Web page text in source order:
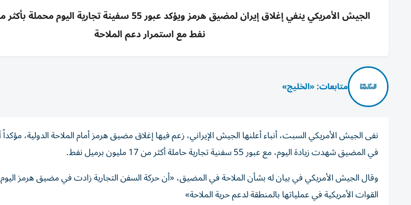
نفط مع استمرار دعم الملاحة
متابعات: «الخليج»
نفى الجيش الأمريكي السبت، أنباء أعلنها الجيش الإيراني، زعم فيها إغلاق مضيق هرمز أمام الملاحة الدولية،
في المضيق شهدت زيادة اليوم، مع عبور 55 سفنية تجارية حاملة أكثر من 17 مليون برميل نفط.
وقال الجيش الأمريكي في بيان له بشأن الملاحة في المضيق، «أن حركة السفن التجارية زادت في مضيق هرمز
القوات الأمريكية في عملياتها بالمنطقة لدعم حرية الملاحة»